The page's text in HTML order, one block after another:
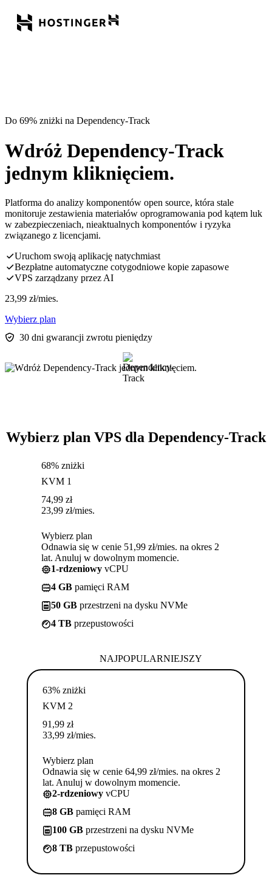
Do 69% zniżki na Dependency-Track
Wdróż Dependency-Track
jednym kliknięciem.
Platforma do analizy komponentów open source, która stale
monitoruje zestawienia materiałów oprogramowania pod kątem luk
w zabezpieczeniach, nieaktualnych komponentów i ryzyka
związanego z licencjami.
Uruchom swoją aplikację natychmiast
Bezpłatne automatyczne cotygodniowe kopie zapasowe
VPS zarządzany przez AI
23,99 zł/mies.
Wybierz plan
30 dni gwarancji zwrotu pieniędzy
Wybierz plan VPS dla Dependency-Track
68% zniżki
KVM 1
74,99 zł
23,99 zł/mies.
Wybierz plan
Odnawia się w cenie 51,99 zł/mies. na okres 2
lat. Anuluj w dowolnym momencie.
1-rdzeniowy vCPU
4 GB pamięci RAM
50 GB przestrzeni na dysku NVMe
4 TB przepustowości
NAJPOPULARNIEJSZY
63% zniżki
KVM 2
91,99 zł
33,99 zł/mies.
Wybierz plan
Odnawia się w cenie 64,99 zł/mies. na okres 2
lat. Anuluj w dowolnym momencie.
2-rdzeniowy vCPU
8 GB pamięci RAM
100 GB przestrzeni na dysku NVMe
8 TB przepustowości